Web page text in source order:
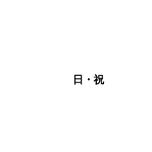
日・祝